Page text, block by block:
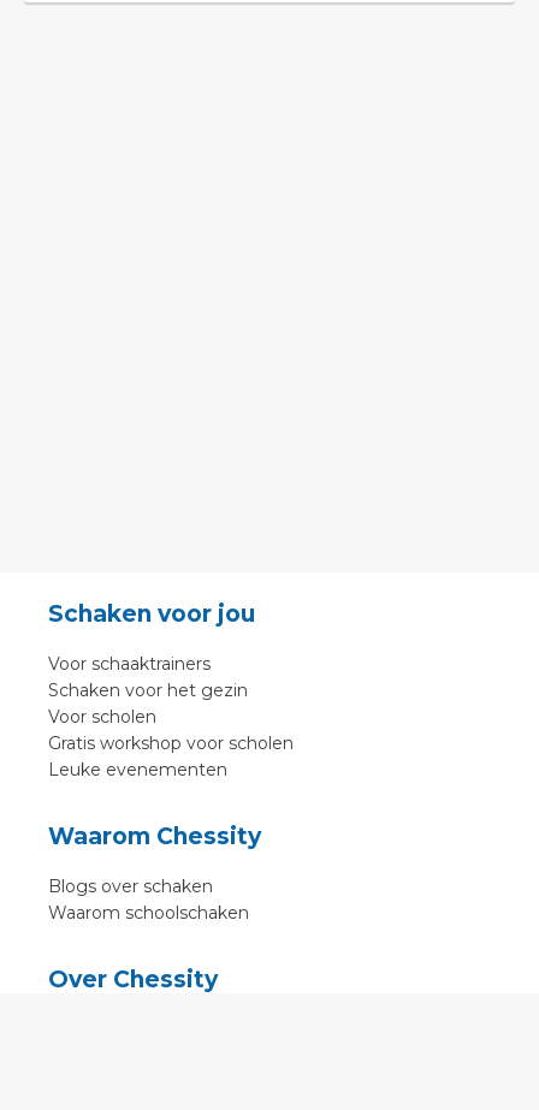
Schaken voor jou
Voor schaaktrainers
Schaken voor het gezin
Voor scholen
Gratis workshop voor scholen
Leuke evenementen
Waarom Chessity
Blogs over schaken
Waarom schoolschaken
Over Chessity